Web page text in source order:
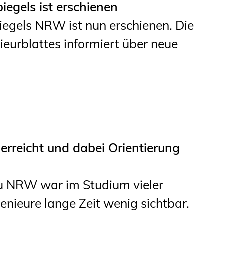
Informationen für
Schülerinnen, Schüler
und Studierende
Studierenden Praxis-
Wissenswertes für
Studierende
ist erschienen
NRW ist nun erschienen. Die
informiert über neue
und dabei Orientierung
NRW war im Studium vieler
lange Zeit wenig sichtbar.